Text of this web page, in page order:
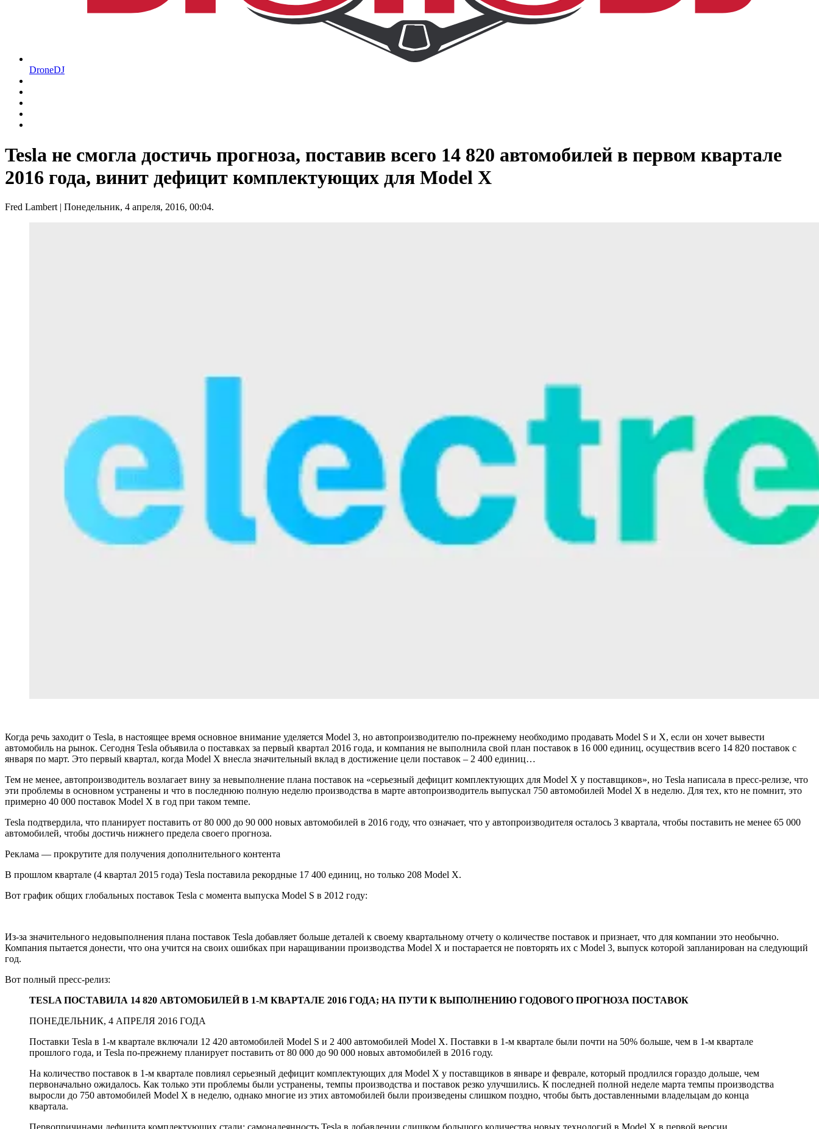
DroneDJ
Tesla не смогла достичь прогноза, поставив всего 14 820 автомобилей в первом квартале
2016 года, винит дефицит комплектующих для Model X
Fred Lambert | Понедельник, 4 апреля, 2016, 00:04.
Когда речь заходит о Tesla, в настоящее время основное внимание уделяется Model 3, но автопроизводителю по-прежнему необходимо продавать Model S и X, если он хочет вывести
автомобиль на рынок. Сегодня Tesla объявила о поставках за первый квартал 2016 года, и компания не выполнила свой план поставок в 16 000 единиц, осуществив всего 14 820 поставок с
января по март. Это первый квартал, когда Model X внесла значительный вклад в достижение цели поставок – 2 400 единиц…
Тем не менее, автопроизводитель возлагает вину за невыполнение плана поставок на «серьезный дефицит комплектующих для Model X у поставщиков», но Tesla написала в пресс-релизе, что
эти проблемы в основном устранены и что в последнюю полную неделю производства в марте автопроизводитель выпускал 750 автомобилей Model X в неделю. Для тех, кто не помнит, это
примерно 40 000 поставок Model X в год при таком темпе.
Tesla подтвердила, что планирует поставить от 80 000 до 90 000 новых автомобилей в 2016 году, что означает, что у автопроизводителя осталось 3 квартала, чтобы поставить не менее 65 000
автомобилей, чтобы достичь нижнего предела своего прогноза.
Реклама — прокрутите для получения дополнительного контента
В прошлом квартале (4 квартал 2015 года) Tesla поставила рекордные 17 400 единиц, но только 208 Model X.
Вот график общих глобальных поставок Tesla с момента выпуска Model S в 2012 году:
Из-за значительного недовыполнения плана поставок Tesla добавляет больше деталей к своему квартальному отчету о количестве поставок и признает, что для компании это необычно.
Компания пытается донести, что она учится на своих ошибках при наращивании производства Model X и постарается не повторять их с Model 3, выпуск которой запланирован на следующий
год.
Вот полный пресс-релиз:
TESLA ПОСТАВИЛА 14 820 АВТОМОБИЛЕЙ В 1-М КВАРТАЛЕ 2016 ГОДА; НА ПУТИ К ВЫПОЛНЕНИЮ ГОДОВОГО ПРОГНОЗА ПОСТАВОК
ПОНЕДЕЛЬНИК, 4 АПРЕЛЯ 2016 ГОДА
Поставки Tesla в 1-м квартале включали 12 420 автомобилей Model S и 2 400 автомобилей Model X. Поставки в 1-м квартале были почти на 50% больше, чем в 1-м квартале
прошлого года, и Tesla по-прежнему планирует поставить от 80 000 до 90 000 новых автомобилей в 2016 году.
На количество поставок в 1-м квартале повлиял серьезный дефицит комплектующих для Model X у поставщиков в январе и феврале, который продлился гораздо дольше, чем
первоначально ожидалось. Как только эти проблемы были устранены, темпы производства и поставок резко улучшились. К последней полной неделе марта темпы производства
выросли до 750 автомобилей Model X в неделю, однако многие из этих автомобилей были произведены слишком поздно, чтобы быть доставленными владельцам до конца
квартала.
Первопричинами дефицита комплектующих стали: самонадеянность Tesla в добавлении слишком большого количества новых технологий в Model X в первой версии,